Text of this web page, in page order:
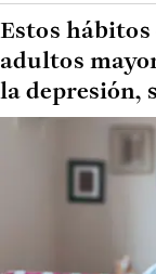
Estos
adultos
la depresión,